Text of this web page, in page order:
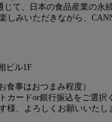
て、日本の食品産業の永
みいただきながら、
ビル1F
事はおつまみ程度）
ードor銀行振込をご選択
様、よろしくお願いいたし